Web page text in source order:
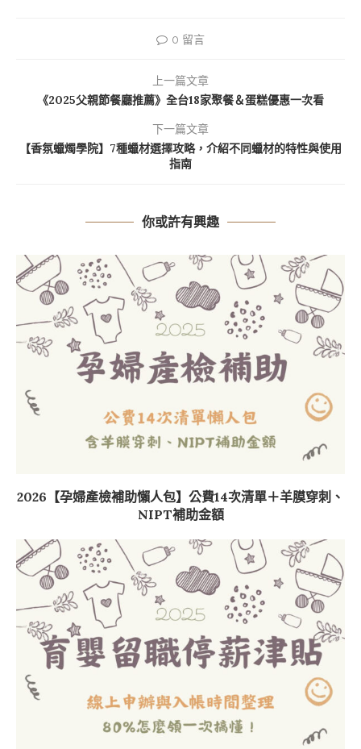
0 留言
上一篇文章
《2025父親節餐廳推薦》全台18家聚餐＆蛋糕優惠一次看
下一篇文章
【香氛蠟燭學院】7種蠟材選擇攻略，介紹不同蠟材的特性與使用
指南
你或許有興趣
2026【孕婦產檢補助懶人包】公費14次清單＋羊膜穿刺、
NIPT補助金額